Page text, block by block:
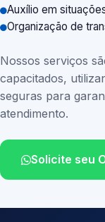
Auxílio em
Organização de
Nossos serviços
capacitados,
seguras para
atendimento.
Solicite seu